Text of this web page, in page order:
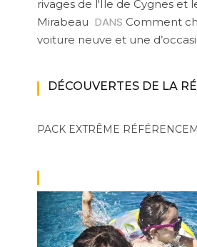
rivages de l'Ile de Cygnes et
Mirabeau DANS Comment
voiture neuve et une
DÉCOUVERTES DE LA
PACK EXTRÊME